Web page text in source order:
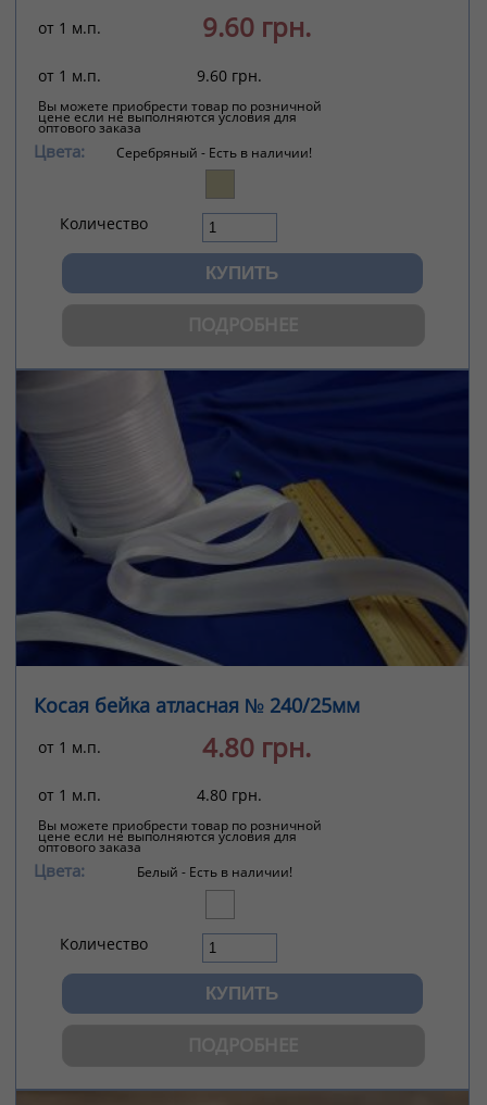
от 1 м.п. 9.60 грн.
от 1 м.п. 9.60 грн.
Вы можете приобрести товар по розничной
цене если не выполняются условия для
оптового заказа
Цвета: Серебряный - Есть в наличии!
Количество
Косая бейка атласная № 240/25мм
от 1 м.п. 4.80 грн.
от 1 м.п. 4.80 грн.
Вы можете приобрести товар по розничной
цене если не выполняются условия для
оптового заказа
Цвета: Белый - Есть в наличии!
Количество